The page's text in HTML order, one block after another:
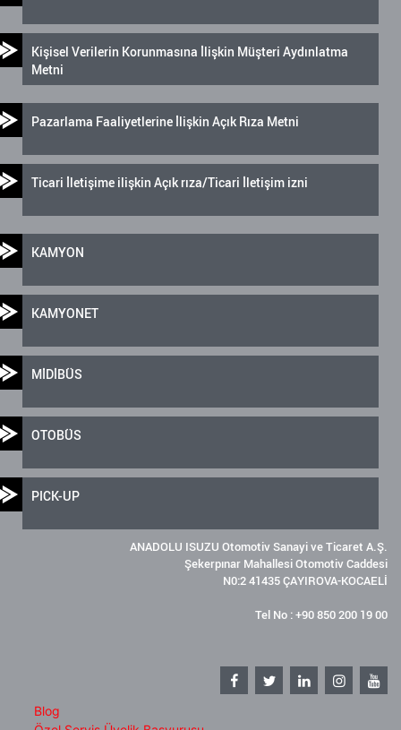
Kişisel Verilerin Korunmasına İlişkin Müşteri Aydınlatma
Metni
Pazarlama Faaliyetlerine İlişkin Açık Rıza Metni
Ticari İletişime ilişkin Açık rıza/Ticari İletişim izni
KAMYON
KAMYONET
MİDİBÜS
OTOBÜS
PICK-UP
ANADOLU ISUZU Otomotiv Sanayi ve Ticaret A.Ş.
Şekerpınar Mahallesi Otomotiv Caddesi
N0:2 41435 ÇAYIROVA-KOCAELİ
Tel No : +90 850 200 19 00
Blog